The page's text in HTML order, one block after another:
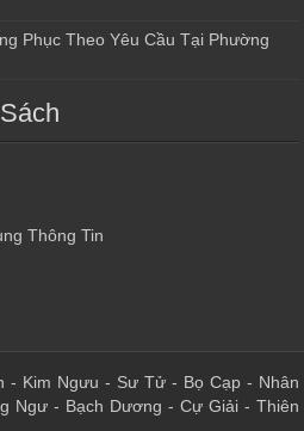
Phục Theo Yêu Cầu Tại Phường
Thông Tin
- Kim Ngưu - Sư Tử- Bọ Cạp- Nhân
Ngư- Bạch Dương - Cự Giải- Thiên